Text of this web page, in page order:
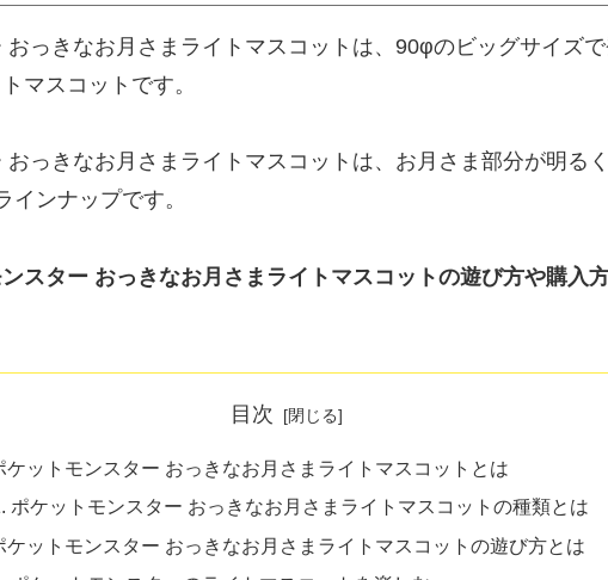
おっきなお月さまライトマスコットは、90φのビッグサイズ
マスコットです。
っきなお月さまライトマスコットは、お月さま部分が明る
インナップです。
スター おっきなお月さまライトマスコットの遊び方や購入
目次
ケットモンスター おっきなお月さまライトマスコットとは
ポケットモンスター おっきなお月さまライトマスコットの種類とは
ケットモンスター おっきなお月さまライトマスコットの遊び方とは